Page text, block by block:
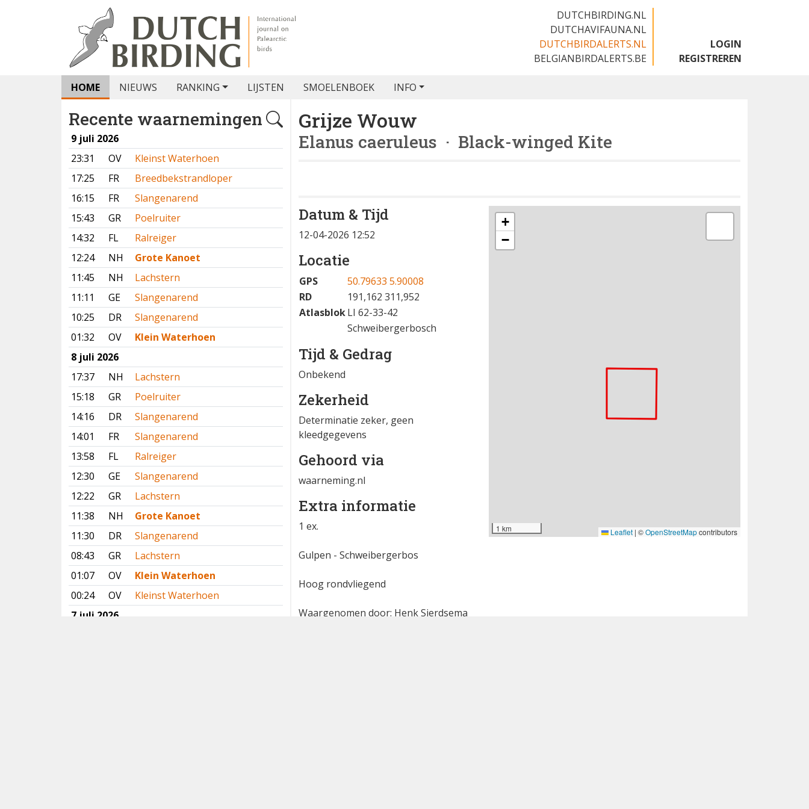
DUTCHBIRDING.NL
DUTCHAVIFAUNA.NL
DUTCHBIRDALERTS.NL
BELGIANBIRDALERTS.BE
LOGIN
REGISTREREN
HOME NIEUWS RANKING LIJSTEN SMOELENBOEK INFO
Recente waarnemingen
9 juli 2026
23:31
OV
Kleinst Waterhoen
17:25
FR
Breedbekstrandloper
16:15
FR
Slangenarend
15:43
GR
Poelruiter
14:32
FL
Ralreiger
12:24
NH
Grote Kanoet
11:45
NH
Lachstern
11:11
GE
Slangenarend
10:25
DR
Slangenarend
01:32
OV
Klein Waterhoen
8 juli 2026
17:37
NH
Lachstern
15:18
GR
Poelruiter
14:16
DR
Slangenarend
14:01
FR
Slangenarend
13:58
FL
Ralreiger
12:30
GE
Slangenarend
12:22
GR
Lachstern
11:38
NH
Grote Kanoet
11:30
DR
Slangenarend
08:43
GR
Lachstern
01:07
OV
Klein Waterhoen
00:24
OV
Kleinst Waterhoen
7 juli 2026
Grijze Wouw
Elanus caeruleus · Black-winged Kite
Datum & Tijd
12-04-2026 12:52
Locatie
GPS
50.79633 5.90008
RD
191,162 311,952
AtlasblokLI 62-33-42
Schweibergerbosch
Tijd & Gedrag
Onbekend
Zekerheid
Determinatie zeker, geen
kleedgegevens
Gehoord via
waarneming.nl
Extra informatie
1 ex.
Gulpen - Schweibergerbos
Hoog rondvliegend
Waargenomen door: Henk Sierdsema
+
−
1 km Leaflet | ©OpenStreetMapcontributors